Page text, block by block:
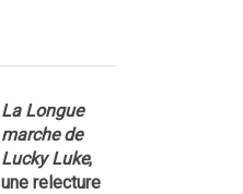
La Longue
marche de
Lucky Luke,
une relecture